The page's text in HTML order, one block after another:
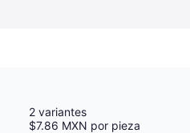
2 variantes
$7.86 MXN por pieza